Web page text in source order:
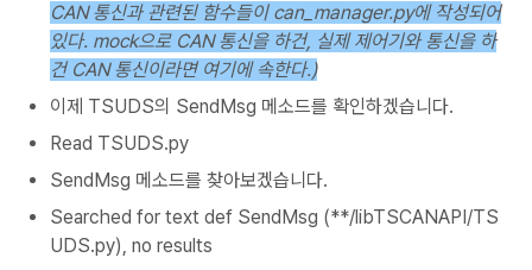
CAN 통신과 관련된 함수들이 can_manager.py에 작성되어
있다. mock으로 CAN 통신을 하건, 실제 제어기와 통신을 하
건 CAN 통신이라면 여기에 속한다.)
이제 TSUDS의 SendMsg 메소드를 확인하겠습니다.
Read TSUDS.py
SendMsg 메소드를 찾아보겠습니다.
Searched for text def SendMsg (**/libTSCANAPI/TS
UDS.py), no results